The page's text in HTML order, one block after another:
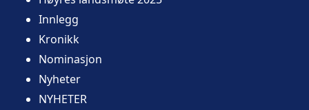
Innlegg
Kronikk
Nominasjon
Nyheter
NYHETER